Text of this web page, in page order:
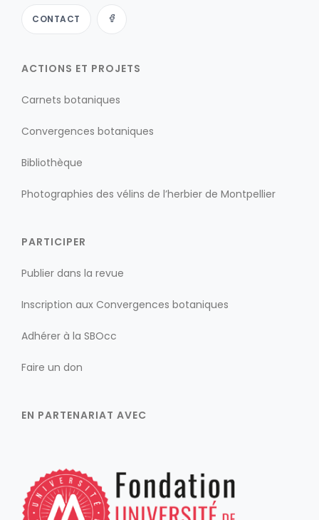
CONTACT
ACTIONS ET PROJETS
Carnets botaniques
Convergences botaniques
Bibliothèque
Photographies des vélins de l’herbier de Montpellier
PARTICIPER
Publier dans la revue
Inscription aux Convergences botaniques
Adhérer à la SBOcc
Faire un don
EN PARTENARIAT AVEC